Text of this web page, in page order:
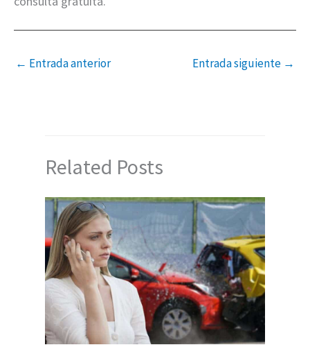
← Entrada anterior Entrada siguiente →
Related Posts